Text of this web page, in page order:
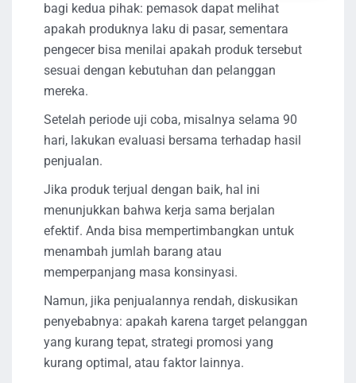
bagi kedua pihak: pemasok dapat melihat
apakah produknya laku di pasar, sementara
pengecer bisa menilai apakah produk tersebut
sesuai dengan kebutuhan dan pelanggan
mereka.
Setelah periode uji coba, misalnya selama 90
hari, lakukan evaluasi bersama terhadap hasil
penjualan.
Jika produk terjual dengan baik, hal ini
menunjukkan bahwa kerja sama berjalan
efektif. Anda bisa mempertimbangkan untuk
menambah jumlah barang atau
memperpanjang masa konsinyasi.
Namun, jika penjualannya rendah, diskusikan
penyebabnya: apakah karena target pelanggan
yang kurang tepat, strategi promosi yang
kurang optimal, atau faktor lainnya.